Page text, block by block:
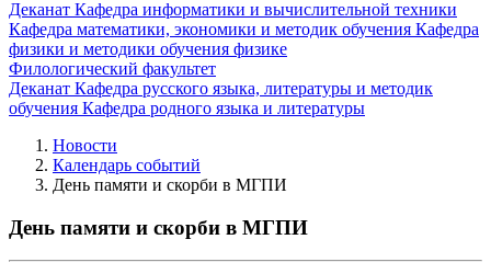
Деканат Кафедра информатики и вычислительной техники
Кафедра математики, экономики и методик обучения Кафедра
физики и методики обучения физике
Филологический факультет
Деканат Кафедра русского языка, литературы и методик
обучения Кафедра родного языка и литературы
Новости
Календарь событий
День памяти и скорби в МГПИ
День памяти и скорби в МГПИ